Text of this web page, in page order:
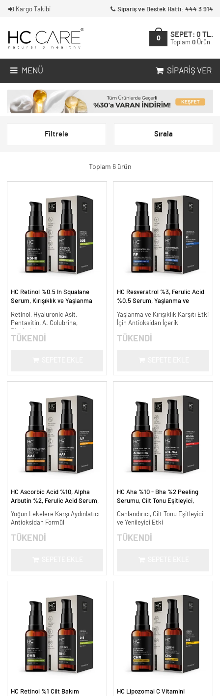
Kargo Takibi Sipariş ve Destek Hattı: 444 3 914
0
SEPET: 0 TL.
Toplam 0 Ürün
MENÜ SIPARIŞ VER
Filtrele Sırala
Toplam 6 ürün
HC Retinol %0.5 In Squalane
Serum, Kırışıklık ve Yaşlanma
Retinol, Hyaluronic Asit,
Pentavitin, A. Colubrina,
Bisabolol
TÜKENDİ
HC Resveratrol %3, Ferulic Acid
%0.5 Serum, Yaşlanma ve
Yaşlanma ve Kırışıklık Karşıtı Etki
İçin Antioksidan İçerik
TÜKENDİ
HC Ascorbic Acid %10, Alpha
Arbutin %2, Ferulic Acid Serum,
ml.
Yoğun Lekelere Karşı Aydınlatıcı
Antioksidan Formül
TÜKENDİ
HC Aha %10 - Bha %2 Peeling
Serumu, Cilt Tonu Eşitleyici,
Canlandırıcı, Cilt Tonu Eşitleyici
ve Yenileyici Etki
TÜKENDİ
HC Retinol %1 Cilt Bakım
HC Lipozomal C Vitamini